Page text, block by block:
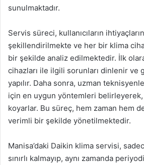
sunulmaktadır.
Servis süreci, kullanıcıların
şekillendirilmekte ve her bir klima
bir şekilde analiz edilmektedir. İlk
cihazları ile ilgili sorunları dinlenir ve
yapılır. Daha sonra, uzman
için en uygun yöntemleri
koyarlar. Bu süreç, hem zaman hem
verimli bir şekilde yönetilmektedir.
Manisa’daki Daikin klima servisi,
sınırlı kalmayıp, aynı zamanda